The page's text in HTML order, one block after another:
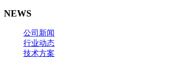
NEWS
公司新闻
行业动态
技术方案